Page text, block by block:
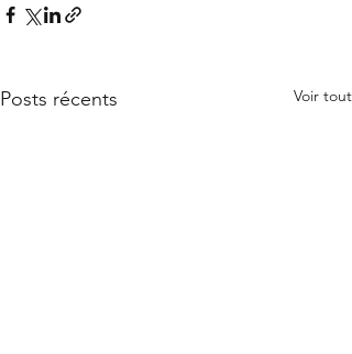
Posts récents Voir tout